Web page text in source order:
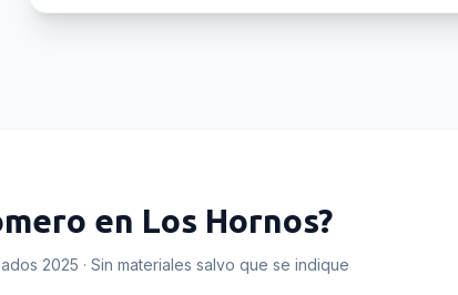
en Los Hornos?
2025 · Sin materiales salvo que se indique